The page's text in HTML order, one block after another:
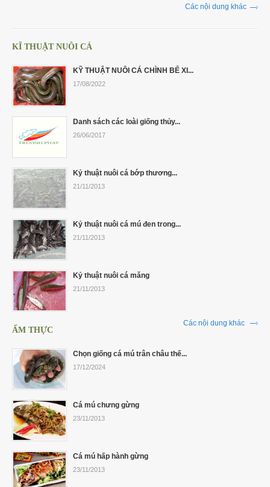
Các nội dung khác
KĨ THUẬT NUÔI CÁ
KỸ THUẬT NUÔI CÁ CHÌNH BỂ XI...
17/08/2022
Danh sách các loài giống thủy...
26/06/2017
Kỷ thuật nuôi cá bớp thương...
21/11/2013
Kỷ thuật nuôi cá mú đen trong...
21/11/2013
Kỷ thuật nuôi cá măng
21/11/2013
Các nội dung khác
ẨM THỰC
Chọn giống cá mú trân châu thế...
17/12/2024
Cá mú chưng gừng
23/11/2013
Cá mú hấp hành gừng
23/11/2013